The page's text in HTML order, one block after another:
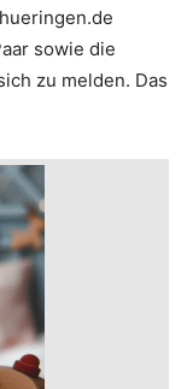
sowie die
zu melden. Das